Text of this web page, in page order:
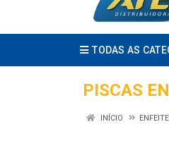
TODAS AS
PISCAS
INÍCIO